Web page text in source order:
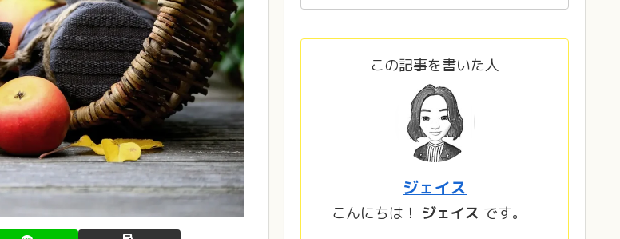
この記事を書いた人
ジェイス
こんにちは！ ジェイス です。